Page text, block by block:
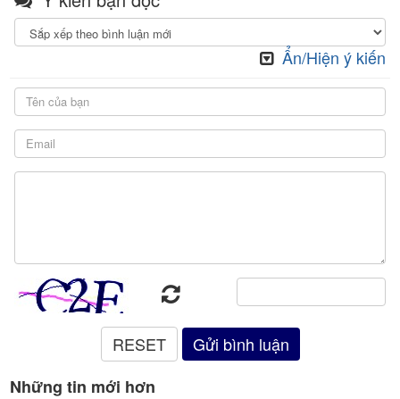
Ẩn/Hiện ý kiến
Những tin mới hơn